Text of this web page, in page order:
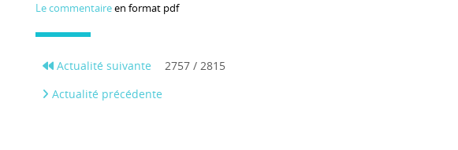
Le commentaireen format pdf
Actualité suivante
2757 / 2815
Actualité précédente